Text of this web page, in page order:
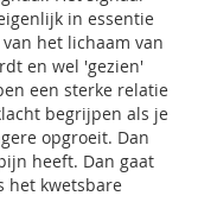
in essentie
het lichaam van
en wel 'gezien'
een sterke relatie
begrijpen als je
opgroeit. Dan
heeft. Dan gaat
het kwetsbare